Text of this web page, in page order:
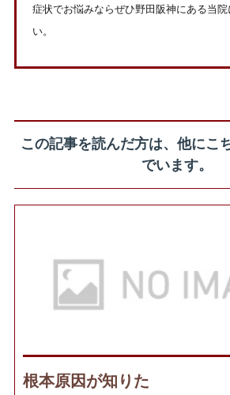
症状でお悩みならぜひ野田阪神にある当
い。
この記事を読んだ方は、他にこ
でいます。
根本原因が知りた